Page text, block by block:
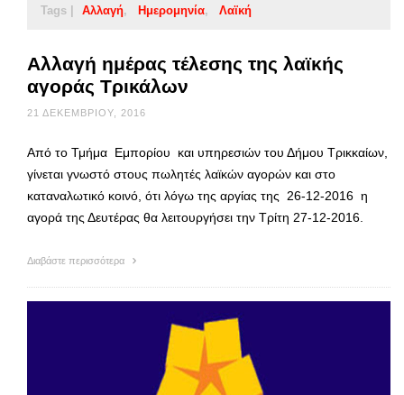
Tags | Αλλαγή Ημερομηνία Λαϊκή
Αλλαγή ημέρας τέλεσης της λαϊκής
αγοράς Τρικάλων
21 ΔΕΚΕΜΒΡΊΟΥ, 2016
Από το Τμήμα Εμπορίου και υπηρεσιών του Δήμου Τρικκαίων,
γίνεται γνωστό στους πωλητές λαϊκών αγορών και στο
καταναλωτικό κοινό, ότι λόγω της αργίας της 26-12-2016 η
αγορά της Δευτέρας θα λειτουργήσει την Τρίτη 27-12-2016.
Διαβάστε περισσότερα